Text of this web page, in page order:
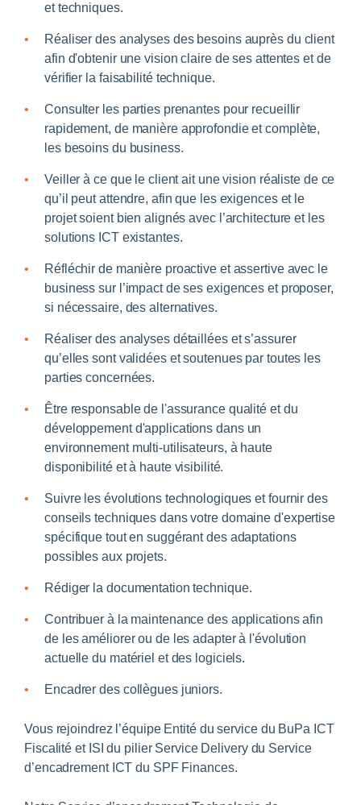
et techniques.
Réaliser des analyses des besoins auprès du client
afin d'obtenir une vision claire de ses attentes et de
vérifier la faisabilité technique.
Consulter les parties prenantes pour recueillir
rapidement, de manière approfondie et complète,
les besoins du business.
Veiller à ce que le client ait une vision réaliste de ce
qu’il peut attendre, afin que les exigences et le
projet soient bien alignés avec l’architecture et les
solutions ICT existantes.
Réfléchir de manière proactive et assertive avec le
business sur l’impact de ses exigences et proposer,
si nécessaire, des alternatives.
Réaliser des analyses détaillées et s’assurer
qu’elles sont validées et soutenues par toutes les
parties concernées.
Être responsable de l'assurance qualité et du
développement d'applications dans un
environnement multi-utilisateurs, à haute
disponibilité et à haute visibilité.
Suivre les évolutions technologiques et fournir des
conseils techniques dans votre domaine d'expertise
spécifique tout en suggérant des adaptations
possibles aux projets.
Rédiger la documentation technique.
Contribuer à la maintenance des applications afin
de les améliorer ou de les adapter à l'évolution
actuelle du matériel et des logiciels.
Encadrer des collègues juniors.
Vous rejoindrez l’équipe Entité du service du BuPa ICT
Fiscalité et ISI du pilier Service Delivery du Service
d’encadrement ICT du SPF Finances.